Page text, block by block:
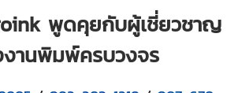
พูดคุยกับผู้เชี่ยวชาญ
งานพิมพ์ครบวงจร